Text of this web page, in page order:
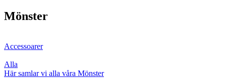
Mönster
Accessoarer
Alla
Här samlar vi alla våra Mönster